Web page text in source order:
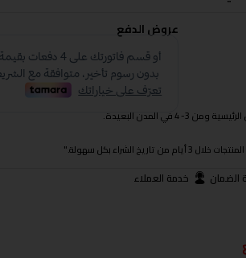
عروض الدفع
المدن البعيدة.
الشراء بكل سهولة."
الضمان خدمة العملاء